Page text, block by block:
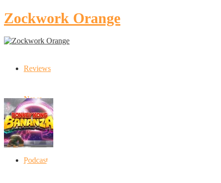
Zockwork Orange
Reviews
News
Artikel
Podcast
Donkey Kong Bananza: “Ich mache alles